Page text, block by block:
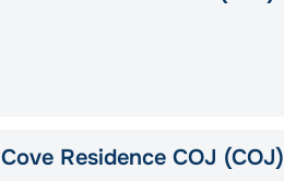
Cove Residence COJ (COJ)